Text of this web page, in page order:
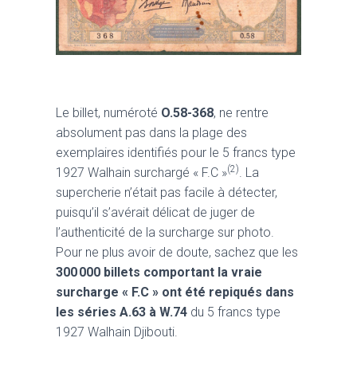
Le billet, numéroté O.58-368, ne rentre
absolument pas dans la plage des
exemplaires identifiés pour le 5 francs type
1927 Walhain surchargé « F.C »(2). La
supercherie n’était pas facile à détecter,
puisqu’il s’avérait délicat de juger de
l’authenticité de la surcharge sur photo.
Pour ne plus avoir de doute, sachez que les
300 000 billets comportant la vraie
surcharge « F.C » ont été repiqués dans
les séries A.63 à W.74 du 5 francs type
1927 Walhain Djibouti.